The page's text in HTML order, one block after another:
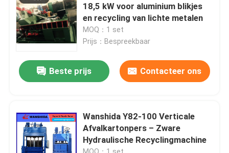
18,5 kW voor aluminium blikjes
en recycling van lichte metalen
MOQ：1 set
Prijs：Bespreekbaar
Beste prijs Contacteer ons
Wanshida Y82-100 Verticale
Afvalkartonpers – Zware
Hydraulische Recyclingmachine
MOQ：1 set